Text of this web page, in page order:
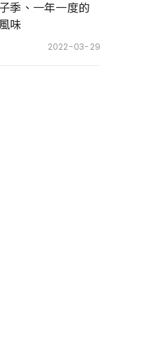
季、一年一度的
味
2022-03-29